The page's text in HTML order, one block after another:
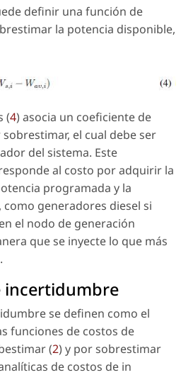
definir una función de
la potencia disponible,
(4) asocia un coeficiente de
el cual debe ser
del sistema. Este
al costo por adquirir la
programada y la
generadores diesel si
el nodo de generación
que se inyecte lo que más
incertidumbre
se definen como el
funciones de costos de
(2) y por sobrestimar
de costos de in